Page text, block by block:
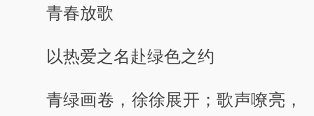
青春放歌
以热爱之名赴绿色之约
青绿画卷，徐徐展开；歌声嘹亮，